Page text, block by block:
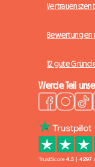
Bewertungen
12 gute
Werde Teil